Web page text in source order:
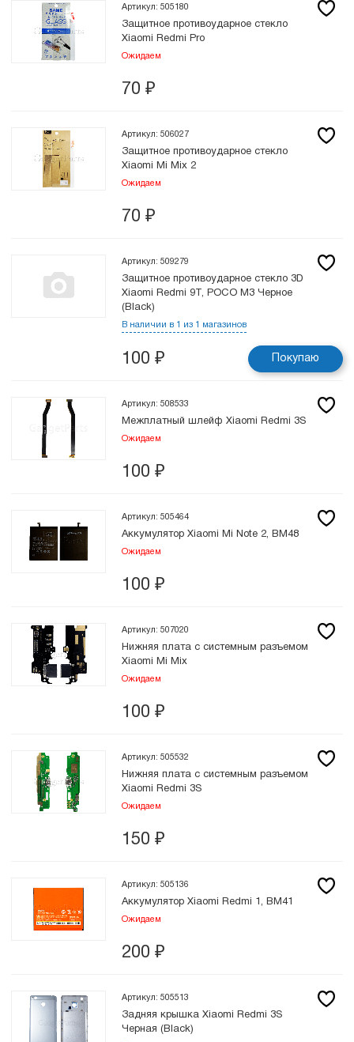
Артикул: 505180
Защитное противоударное стекло
Xiaomi Redmi Pro
Ожидаем
70 ₽
Артикул: 506027
Защитное противоударное стекло
Xiaomi Mi Mix 2
Ожидаем
70 ₽
Артикул: 509279
Защитное противоударное стекло 3D
Xiaomi Redmi 9T, POCO M3 Черное
(Black)
В наличии в 1 из 1 магазинов
100 ₽ Покупаю
Артикул: 508533
Межплатный шлейф Xiaomi Redmi 3S
Ожидаем
100 ₽
Артикул: 505464
Аккумулятор Xiaomi Mi Note 2, BM48
Ожидаем
100 ₽
Артикул: 507020
Нижняя плата с системным разъемом
Xiaomi Mi Mix
Ожидаем
100 ₽
Артикул: 505532
Нижняя плата с системным разъемом
Xiaomi Redmi 3S
Ожидаем
150 ₽
Артикул: 505136
Аккумулятор Xiaomi Redmi 1, BM41
Ожидаем
200 ₽
Артикул: 505513
Задняя крышка Xiaomi Redmi 3S
Черная (Black)